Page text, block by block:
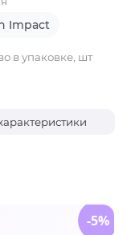
Impact
в упаковке, шт
-5%